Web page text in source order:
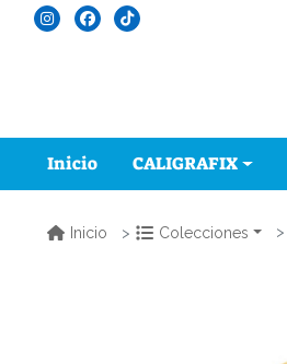
Inicio CALIGRAFIX
Inicio Colecciones